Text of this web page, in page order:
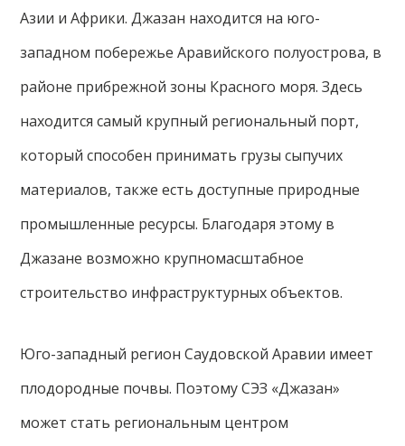
Азии и Африки. Джазан находится на юго-
западном побережье Аравийского полуострова, в
районе прибрежной зоны Красного моря. Здесь
находится самый крупный региональный порт,
который способен принимать грузы сыпучих
материалов, также есть доступные природные
промышленные ресурсы. Благодаря этому в
Джазане возможно крупномасштабное
строительство инфраструктурных объектов.
Юго-западный регион Саудовской Аравии имеет
плодородные почвы. Поэтому СЭЗ «Джазан»
может стать региональным центром